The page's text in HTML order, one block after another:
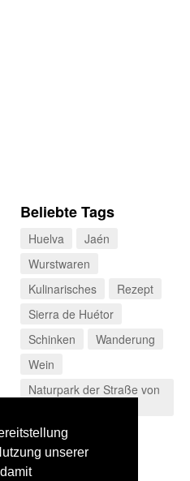
unserer
Beliebte Tags
Huelva
Jaén
Wurstwaren
Kulinarisches
Rezept
Sierra de Huétor
Schinken
Wanderung
Wein
Naturpark der Straße von